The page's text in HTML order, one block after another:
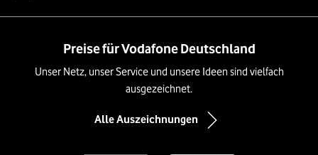
Preise für Vodafone Deutschland
Unser Netz, unser Service und unsere Ideen sind vielfach
ausgezeichnet.
Alle Auszeichnungen